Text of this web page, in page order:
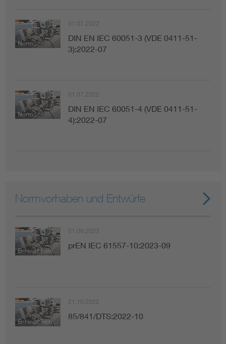
Norm
01.07.2022
DIN EN IEC 60051-3 (VDE 0411-51-
3):2022-07
Norm
01.07.2022
DIN EN IEC 60051-4 (VDE 0411-51-
4):2022-07
Normvorhaben und Entwürfe
01.09.2023
prEN IEC 61557-10:2023-09
Entwurf Technische Spezifikation
21.10.2022
85/841/DTS:2022-10